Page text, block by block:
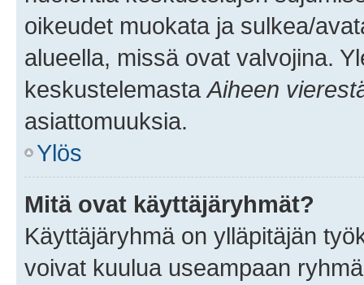
oikeudet muokata ja sulkea/
alueella, missä ovat valvojina.
keskustelemasta Aiheen
asiattomuuksia.
Ylös
Mitä ovat käyttäjäryhmät?
Käyttäjäryhmä on ylläpitäjän
voivat kuulua useampaan